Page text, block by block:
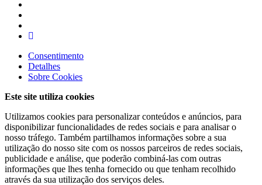
Consentimento
Detalhes
Sobre Cookies
Este site utiliza cookies
Utilizamos cookies para personalizar conteúdos e anúncios, para
disponibilizar funcionalidades de redes sociais e para analisar o
nosso tráfego. Também partilhamos informações sobre a sua
utilização do nosso site com os nossos parceiros de redes sociais,
publicidade e análise, que poderão combiná-las com outras
informações que lhes tenha fornecido ou que tenham recolhido
através da sua utilização dos serviços deles.